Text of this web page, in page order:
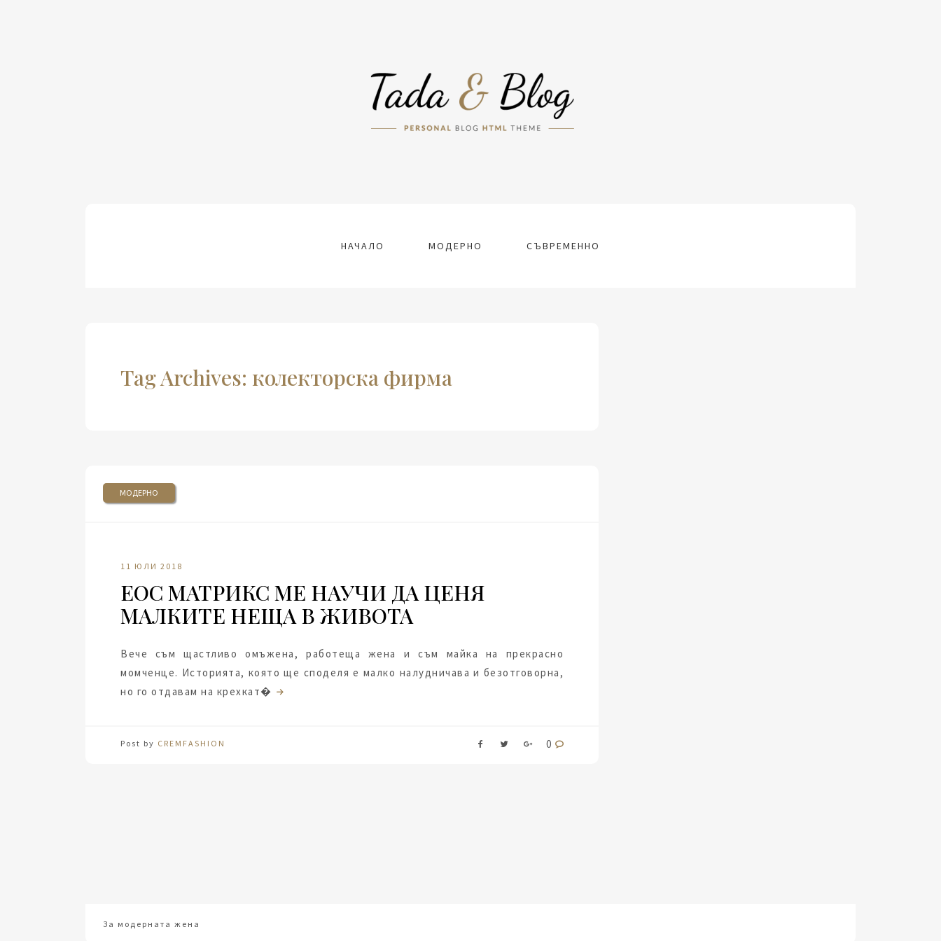
НАЧАЛО МОДЕРНО СЪВРЕМЕННО
Tag Archives: колекторска фирма
МОДЕРНО
11 ЮЛИ 2018
ЕОС МАТРИКС МЕ НАУЧИ ДА ЦЕНЯ
МАЛКИТЕ НЕЩА В ЖИВОТА
Вече съм щастливо омъжена, работеща жена и съм майка на прекрасно
момченце. Историята, която ще споделя е малко налудничава и безотговорна,
но го отдавам на крехкат�
Post by CREMFASHION 0
За модерната жена